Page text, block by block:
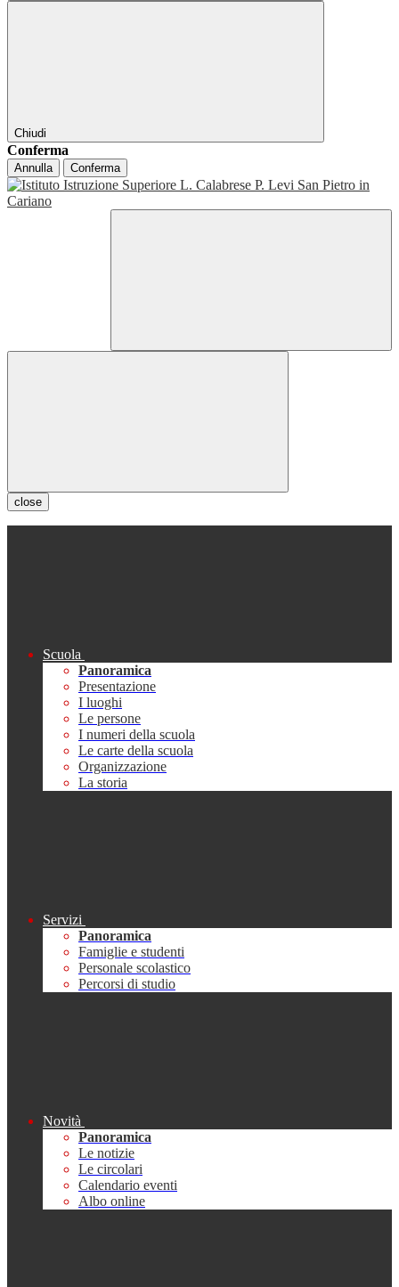
Chiudi
Conferma
Annulla Conferma
close
Scuola
Panoramica
Presentazione
I luoghi
Le persone
I numeri della scuola
Le carte della scuola
Organizzazione
La storia
Servizi
Panoramica
Famiglie e studenti
Personale scolastico
Percorsi di studio
Novità
Panoramica
Le notizie
Le circolari
Calendario eventi
Albo online